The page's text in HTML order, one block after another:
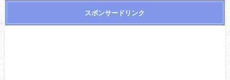
スポンサードリンク